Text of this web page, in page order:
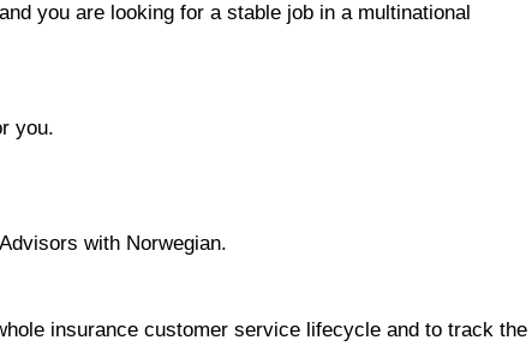
you are looking for a stable job in a multinational
you.
with Norwegian.
insurance customer service lifecycle and to track the